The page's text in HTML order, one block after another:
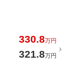
330.8万円
321.8万円